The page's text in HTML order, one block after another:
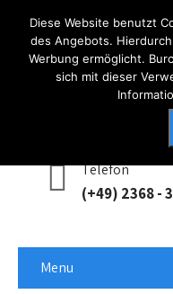
Mo - Do:
Telefon
(+49) 2368 -
Menu
Anmelden
Diese Website benutzt
des Angebots.
Werbung ermöglicht.
sich mit dieser